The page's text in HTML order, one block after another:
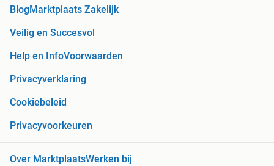
Blog Marktplaats Zakelijk
Veilig en Succesvol
Help en InfoVoorwaarden
Privacyverklaring
Cookiebeleid
Privacyvoorkeuren
Over MarktplaatsWerken bij